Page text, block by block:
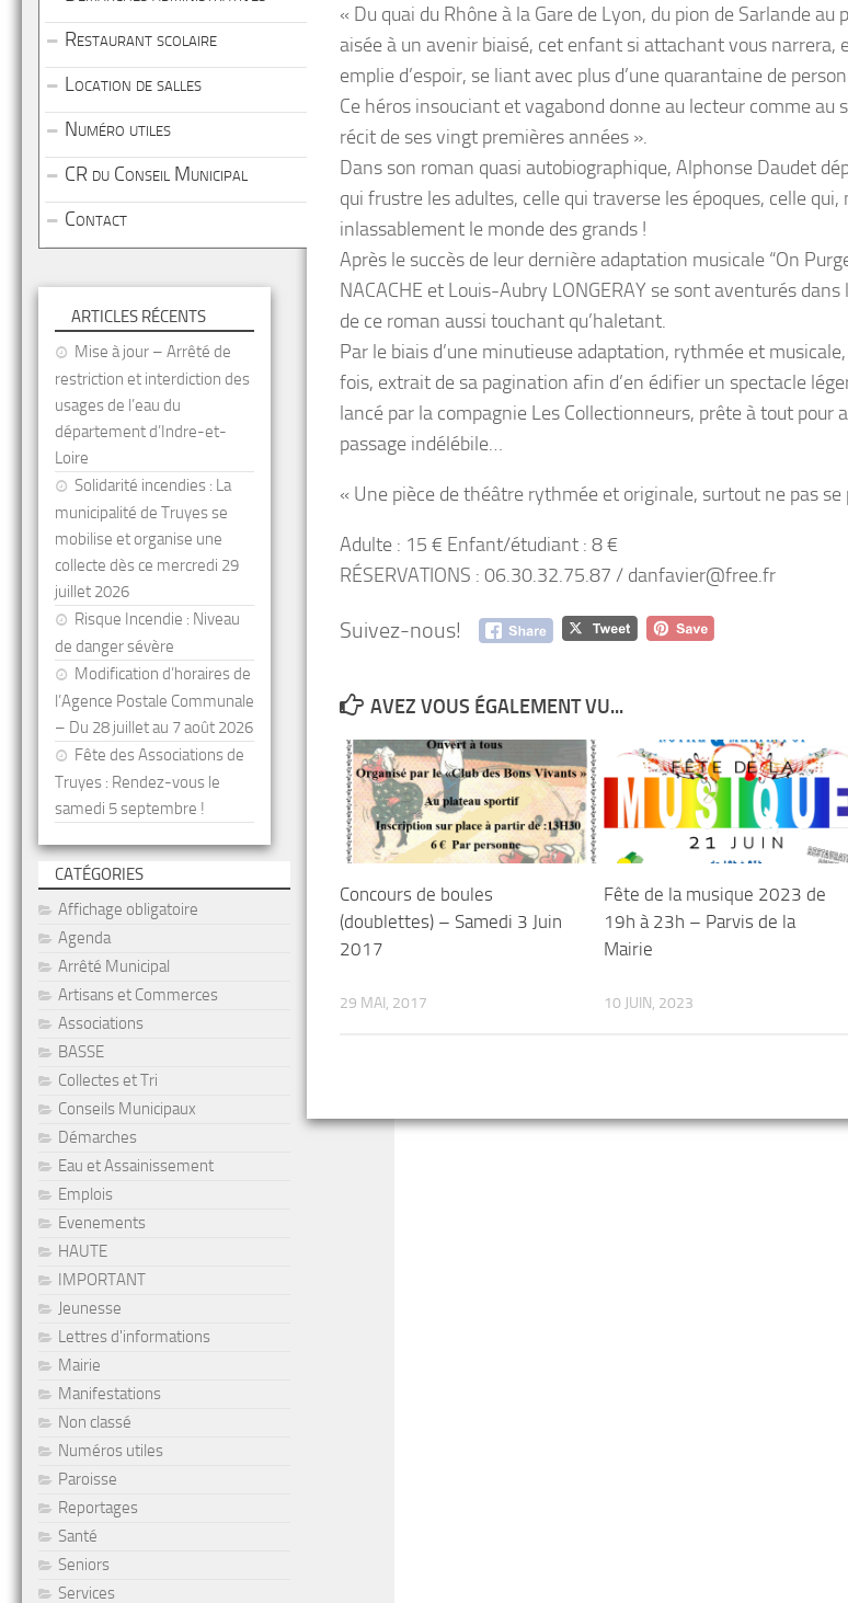
« Du quai du Rhône à la Gare de Lyon, du pion de Sarlande
aisée à un avenir biaisé, cet enfant si attachant vous narrera,
emplie d’espoir, se liant avec plus d’une quarantaine de
Ce héros insouciant et vagabond donne au lecteur comme au
récit de ses vingt premières années ».
Dans son roman quasi autobiographique, Alphonse Daudet
qui frustre les adultes, celle qui traverse les époques, celle
inlassablement le monde des grands !
Après le succès de leur dernière adaptation musicale “On
NACACHE et Louis-Aubry LONGERAY se sont aventurés
de ce roman aussi touchant qu’haletant.
Par le biais d’une minutieuse adaptation, rythmée et
fois, extrait de sa pagination afin d’en édifier un spectacle
lancé par la compagnie Les Collectionneurs, prête à tout pour
passage indélébile…
« Une pièce de théâtre rythmée et originale, surtout ne pas se
Adulte : 15 € Enfant/étudiant : 8 €
RÉSERVATIONS : 06.30.32.75.87 / danfavier@free.fr
Suivez-nous!
AVEZ VOUS ÉGALEMENT VU...
Concours de boules
(doublettes) – Samedi 3 Juin
2017
29 MAI, 2017
Fête de la musique 2023 de
19h à 23h – Parvis de la
Mairie
10 JUIN, 2023
Restaurant scolaire
Location de salles
Numéro utiles
CR du Conseil Municipal
Contact
ARTICLES RÉCENTS
Mise à jour – Arrêté de
restriction et interdiction des
usages de l’eau du
département d’Indre-et-
Loire
Solidarité incendies : La
municipalité de Truyes se
mobilise et organise une
collecte dès ce mercredi 29
juillet 2026
Risque Incendie : Niveau
de danger sévère
Modification d’horaires de
l’Agence Postale Communale
– Du 28 juillet au 7 août 2026
Fête des Associations de
Truyes : Rendez-vous le
samedi 5 septembre !
CATÉGORIES
Affichage obligatoire
Agenda
Arrêté Municipal
Artisans et Commerces
Associations
BASSE
Collectes et Tri
Conseils Municipaux
Démarches
Eau et Assainissement
Emplois
Evenements
HAUTE
IMPORTANT
Jeunesse
Lettres d'informations
Mairie
Manifestations
Non classé
Numéros utiles
Paroisse
Reportages
Santé
Seniors
Services